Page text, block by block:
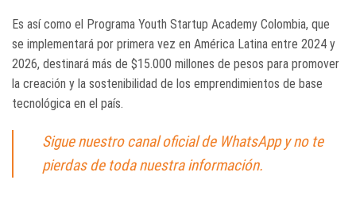
Es así como el Programa Youth Startup Academy Colombia, que
se implementará por primera vez en América Latina entre 2024 y
2026, destinará más de $15.000 millones de pesos para promover
la creación y la sostenibilidad de los emprendimientos de base
tecnológica en el país.
Sigue nuestro canal oficial de WhatsApp y no te
pierdas de toda nuestra información.